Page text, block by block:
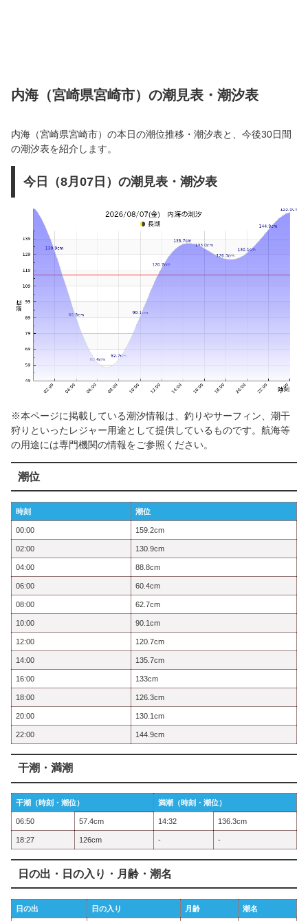
内海（宮崎県宮崎市）の潮見表・潮汐表
内海（宮崎県宮崎市）の本日の潮位推移・潮汐表と、今後30日間
の潮汐表を紹介します。
今日（8月07日）の潮見表・潮汐表
※本ページに掲載している潮汐情報は、釣りやサーフィン、潮干
狩りといったレジャー用途として提供しているものです。航海等
の用途には専門機関の情報をご参照ください。
潮位
時刻 潮位
00:00 159.2cm
02:00 130.9cm
04:00 88.8cm
06:00 60.4cm
08:00 62.7cm
10:00 90.1cm
12:00 120.7cm
14:00 135.7cm
16:00 133cm
18:00 126.3cm
20:00 130.1cm
22:00 144.9cm
干潮・満潮
干潮（時刻・潮位） 満潮（時刻・潮位）
06:50 57.4cm 14:32 136.3cm
18:27 126cm - -
日の出・日の入り・月齢・潮名
日の出 日の入り 月齢 潮名